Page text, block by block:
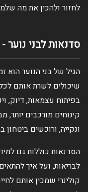
לחזור ולהכין את מה
סדנאות לבני נוער
הגיל של בני הנוער הוא
שיכולים לשרת אותם
בפיתוח עצמאות, דיוק,
קינוחים מורכבים
ונקייה, ורוכשים
הסדנאות כוללות גם
לבריאות, ועל איך
קולינרי שמכין אותם